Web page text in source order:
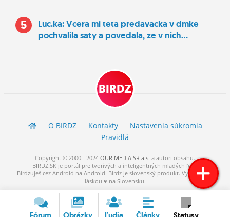
5
Luc.ka: Vcera mi teta predavacka v dmke
pochvalila saty a povedala, ze v nich...
BIRDZ
O BIRDZ Kontakty
Nastavenia súkromia
Pravidlá
Copyright © 2000 - 2024 OUR MEDIA SR a.s. a autori obsahu.
BIRDZ.SK je portál pre tvorivých a inteligentných mladých ľudí.
Birdzuješ cez Android na Android. Birdz je slovenský produkt. Vytvorené s
láskou ♥ na Slovensku.